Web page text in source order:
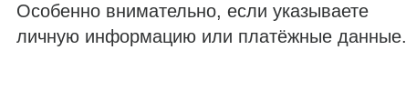
Особенно внимательно, если указываете
личную информацию или платёжные данные.